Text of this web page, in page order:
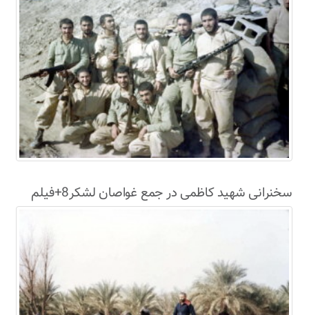
سخنرانی شهید کاظمی در جمع غواصان لشکر8+فیلم